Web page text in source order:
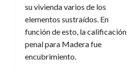
su vivienda varios de los
elementos sustraídos. En
función de esto, la calificación
penal para Madera fue
encubrimiento.